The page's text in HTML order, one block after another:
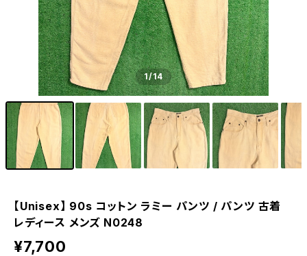
1/14
【Unisex】 90s コットン ラミー パンツ / パンツ 古着
レディース メンズ N0248
¥7,700